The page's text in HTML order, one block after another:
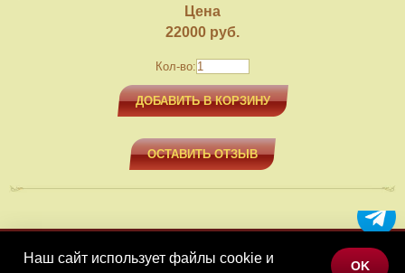
Цена
22000 руб.
Кол-во:
ДОБАВИТЬ В КОРЗИНУ
ОСТАВИТЬ ОТЗЫВ
МЕНЮ
Наш сайт использует файлы cookie и
OK